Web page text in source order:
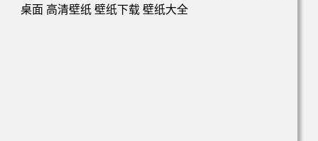
鹿野师姐 电脑桌面 高清壁纸 壁纸下载 壁纸大全